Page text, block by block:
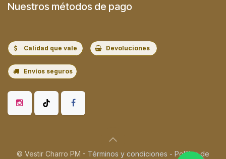
Nuestros métodos de pago
Calidad que vale Devoluciones
Envíos seguros
© Vestir Charro PM - Términos y condiciones - Política de